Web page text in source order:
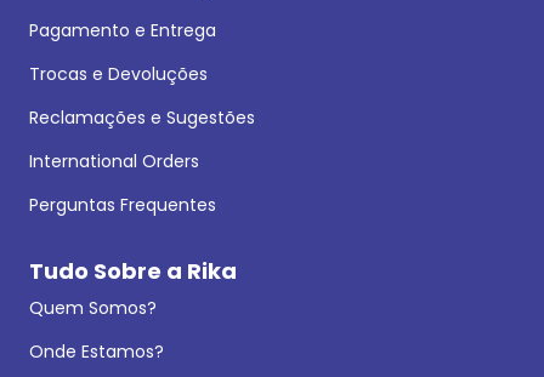
Pagamento e Entrega
Trocas e Devoluções
Reclamações e Sugestões
International Orders
Perguntas Frequentes
Tudo Sobre a Rika
Quem Somos?
Onde Estamos?